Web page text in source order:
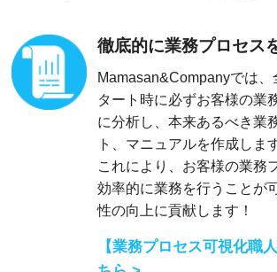
徹底的に業務プロセス
Mamasan&Companyでは、
タート時に必ずお客様の業
に分析し、本来あるべき業
ト、マニュアルを作成しま
これにより、お客様の業務
効率的に業務を行うことが
性の向上に貢献します！
【業務プロセス可視化職